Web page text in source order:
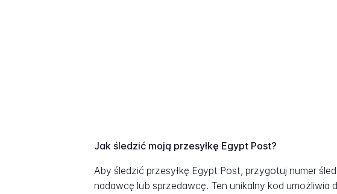
Jak śledzić moją przesyłkę Egypt Post?
Aby śledzić przesyłkę Egypt Post, przygotuj numer
nadawcę lub sprzedawcę. Ten unikalny kod umożliwia